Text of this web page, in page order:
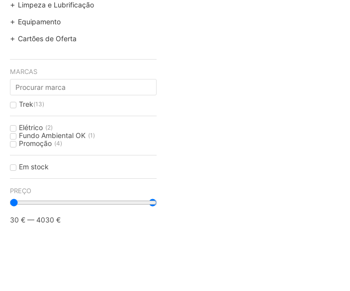
Limpeza e Lubrificação
Equipamento
Cartões de Oferta
MARCAS
Trek(13)
Elétrico (2)
Fundo Ambiental OK (1 )
Promoção (4)
Em stock
PREÇO
30 € — 4030 €